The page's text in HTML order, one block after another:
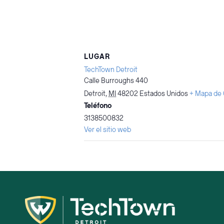
LUGAR
TechTown Detroit
Calle Burroughs 440
Detroit, MI 48202 Estados Unidos+ Mapa de
Teléfono
3138500832
Ver el sitio web